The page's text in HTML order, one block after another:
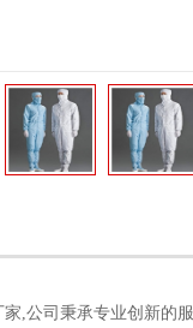
,公司秉承专业创新的